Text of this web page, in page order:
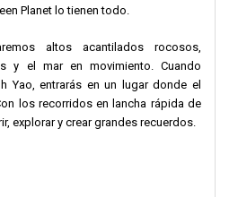
Planet lo tienen todo.
altos acantilados rocosos,
y el mar en movimiento. Cuando
Yao, entrarás en un lugar donde el
los recorridos en lancha rápida de
explorar y crear grandes recuerdos.